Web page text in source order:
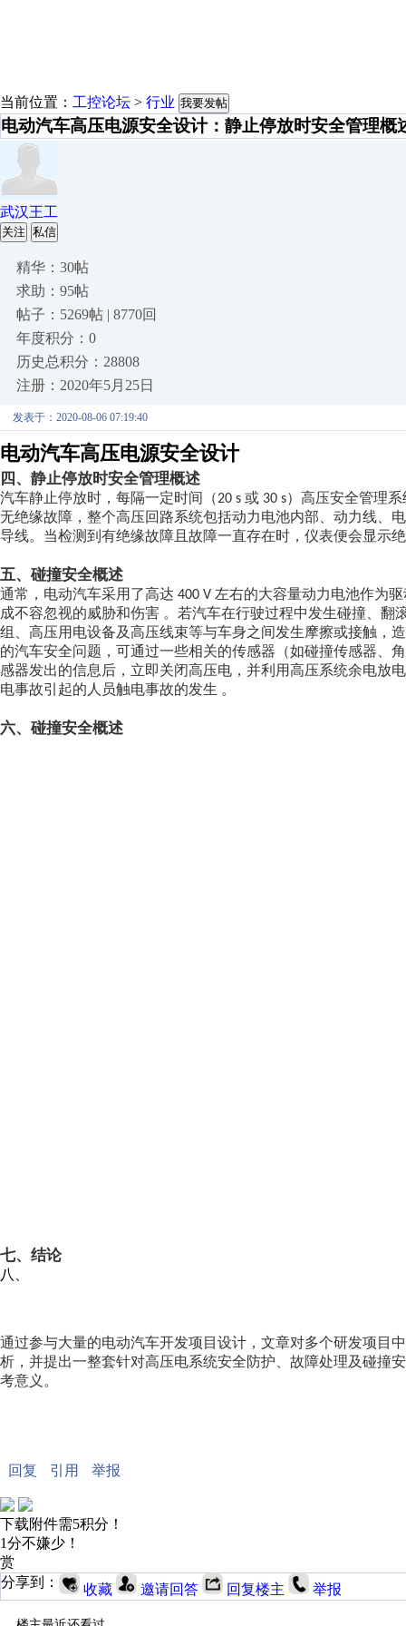
当前位置： 工控论坛 > 行业 我要发帖
电动汽车高压电源安全设计：静止停放时安全管理概
武汉王工
关注 私信
精华：30帖
求助：95帖
帖子：5269帖 | 8770回
年度积分：0
历史总积分：28808
注册：2020年5月25日
发表于：2020-08-06 07:19:40
电动汽车高压电源安全设计
四、静止停放时安全管理概述
汽车静止停放时，每隔一定时间（20 s 或 30 s）高压安全管理
无绝缘故障，整个高压回路系统包括动力电池内部、动力线、
导线。当检测到有绝缘故障且故障一直存在时，仪表便会显示
五、碰撞安全概述
通常，电动汽车采用了高达 400 V 左右的大容量动力电池作为
成不容忽视的威胁和伤害 。若汽车在行驶过程中发生碰撞、翻
组、高压用电设备及高压线束等与车身之间发生摩擦或接触，
的汽车安全问题，可通过一些相关的传感器（如碰撞传感器、
感器发出的信息后，立即关闭高压电，并利用高压系统余电放
电事故引起的人员触电事故的发生 。
六、碰撞安全概述
七、 结论
八、
通过参与大量的电动汽车开发项目设计，文章对多个研发项目
析，并提出一整套针对高压电系统安全防护、故障处理及碰撞
考意义。
回复 引用 举报
下载附件需5积分！
1分不嫌少！
赏
分享到：
收藏 邀请回答 回复楼主 举报